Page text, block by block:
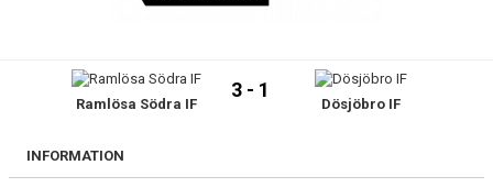
BILDGALLERI
MATCHER
Ramlösa Södra IF
3 - 1
Dösjöbro IF
INFORMATION